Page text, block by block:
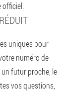
officiel.
uniques pour
numéro de
futur proche, le
vos questions,